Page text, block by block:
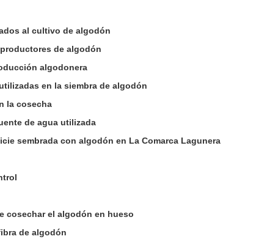
al cultivo de algodón
de algodón
algodonera
en la siembra de algodón
la cosecha
de agua utilizada
sembrada con algodón en La Comarca Lagunera
cosechar el algodón en hueso
de algodón